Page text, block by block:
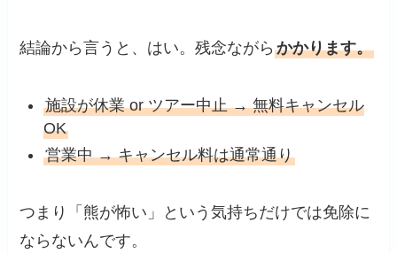
結論から言うと、はい。残念ながらかかります。
施設が休業 or ツアー中止 → 無料キャンセル
OK
営業中 → キャンセル料は通常通り
つまり「熊が怖い」という気持ちだけでは免除に
ならないんです。